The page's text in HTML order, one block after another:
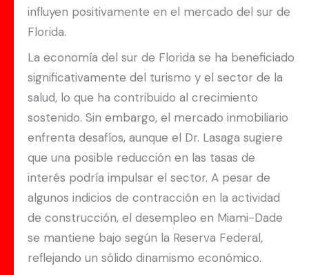
influyen positivamente en el mercado del sur de
Florida.
La economía del sur de Florida se ha beneficiado
significativamente del turismo y el sector de la
salud, lo que ha contribuido al crecimiento
sostenido. Sin embargo, el mercado inmobiliario
enfrenta desafíos, aunque el Dr. Lasaga sugiere
que una posible reducción en las tasas de
interés podría impulsar el sector. A pesar de
algunos indicios de contracción en la actividad
de construcción, el desempleo en Miami-Dade
se mantiene bajo según la Reserva Federal,
reflejando un sólido dinamismo económico.